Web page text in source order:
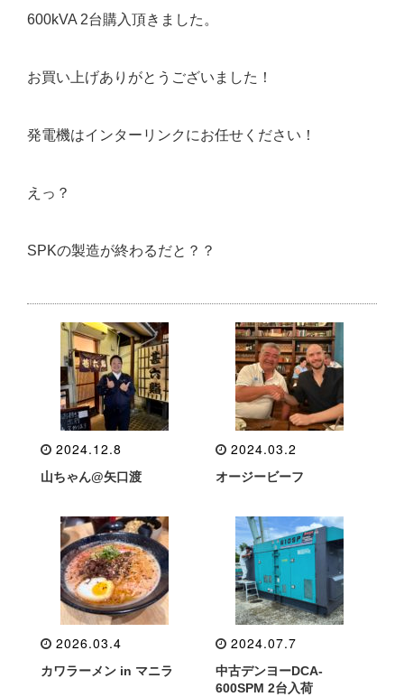
600kVA 2台購入頂きました。
お買い上げありがとうございました！
発電機はインターリンクにお任せください！
えっ？
SPKの製造が終わるだと？？
2024.12.8
山ちゃん@矢口渡
2024.03.2
オージービーフ
2026.03.4
カワラーメン in マニラ
2024.07.7
中古デンヨーDCA-
600SPM 2台入荷